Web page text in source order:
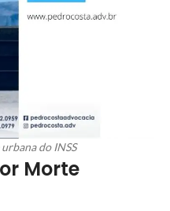
do INSS
Morte